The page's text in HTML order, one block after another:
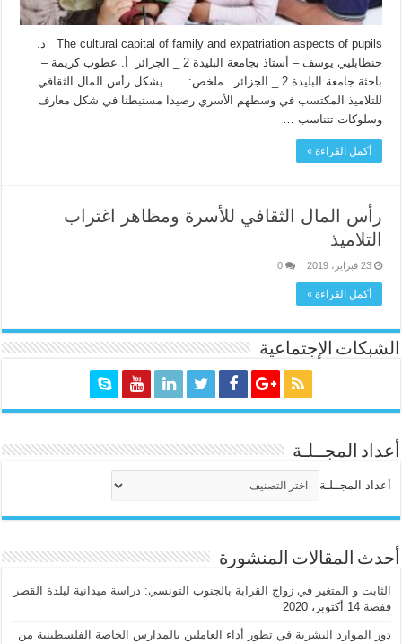
The cultural capital of family and expatriation aspects of pupils د.
حنطابليي يوسف – أستاذ بجامعة البليدة 2 _ الجزائر أ. عطوب كريمة –
باحثة جامعة البليدة 2 _ الجزائر ملخص: يشكل رأس المال الثقافي
للتلاميذ المكتسب في وسطهم الأسري رصيدا مستبطنا في شكل معارف
وسلوكات تتناسب …
أكمل القراءة »
رأس المال الثقافي للأسرة ومظاهر اغتراب
التلاميذ
23 فبراير، 2019 0
أكمل القراءة »
الشبكات الإجتماعية
أعداد المجــلـة
أعداد المجــلـة
أحدث المقالات المنشورة
الثابت و المتغير في زواج القرابة بالجنوب التونسي: دراسة ميدانية لبلدة القصر
قفصة 14 أكتوبر، 2020
دور الموارد البشرية في تطور أداء العاملين بالمدارس الخاصة الفلسطينية من